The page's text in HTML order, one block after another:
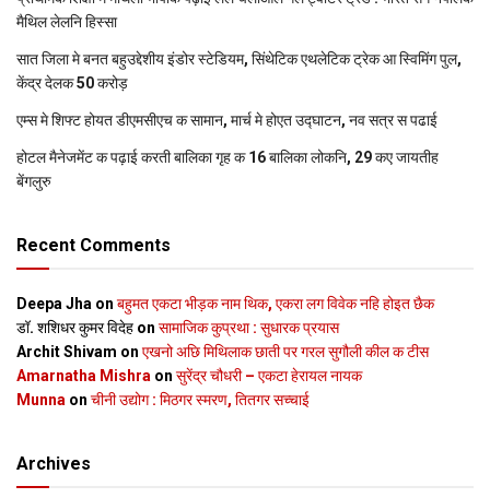
मैथिल लेलनि हिस्सा
सात जिला मे बनत बहुउद्देशीय इंडोर स्‍टेडि‍यम, सिंथेटिक एथलेटिक ट्रेक आ स्विमिंग पुल,
केंद्र देलक 50 करोड़
एम्स मे शिफ्ट होयत डीएमसीएच क सामान, मार्च मे होएत उद्घाटन, नव सत्र स पढाई
होटल मैनेजमेंट क पढ़ाई करती बालिका गृह क 16 बालिका लोकनि, 29 कए जायतीह
बेंगलुरु
Recent Comments
Deepa Jha on बहुमत एकटा भीड़क नाम थिक, एकरा लग विवेक नहि होइत छैक
डॉ. शशिधर कुमर विदेह on सामाजिक कुप्रथा : सुधारक प्रयास
Archit Shivam on एखनो अछि मिथिलाक छाती पर गरल सुगौली कील क टीस
Amarnatha Mishra on सुरेंद्र चौधरी – एकटा हेरायल नायक
Munna on चीनी उद्योग : मिठगर स्‍मरण, तितगर सच्‍चाई
Archives